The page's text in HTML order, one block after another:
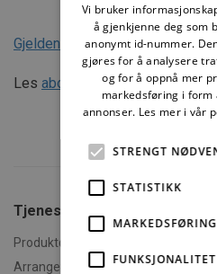
Gjeldende priser
Les abonnementsvilkårenenøye
Tjenester fra SINTEF
Produktdokumentasjon
Arrangementer og kurs
Vi bruker
å gjenkjenne deg som
anonymt id-nummer.
gjøres for å analysere
og for å oppnå mer
markedsføring i
annonser. Les mer i vår
STRENGT
STATISTIKK
MARKEDSFØRING
FUNKSJONALITET